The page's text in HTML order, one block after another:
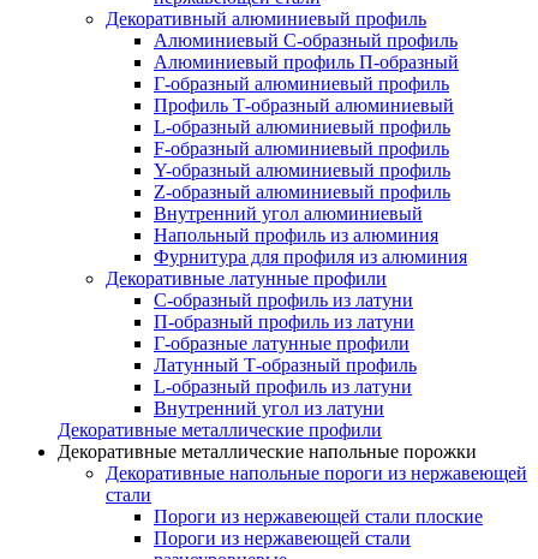
Декоративный алюминиевый профиль
Алюминиевый С-образный профиль
Алюминиевый профиль П-образный
Г-образный алюминиевый профиль
Профиль Т-образный алюминиевый
L-образный алюминиевый профиль
F-образный алюминиевый профиль
Y-образный алюминиевый профиль
Z-образный алюминиевый профиль
Внутренний угол алюминиевый
Напольный профиль из алюминия
Фурнитура для профиля из алюминия
Декоративные латунные профили
C-образный профиль из латуни
П-образный профиль из латуни
Г-образные латунные профили
Латунный Т-образный профиль
L-образный профиль из латуни
Внутренний угол из латуни
Декоративные металлические профили
Декоративные металлические напольные порожки
Декоративные напольные пороги из нержавеющей
стали
Пороги из нержавеющей стали плоские
Пороги из нержавеющей стали